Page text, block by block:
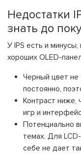
Недостатки
знать до
У IPS есть и
хороших OLED-
Черный цвет не
постоянно,
Контраст ниже,
игр и
Потенциально
темах. Для
себе не дает